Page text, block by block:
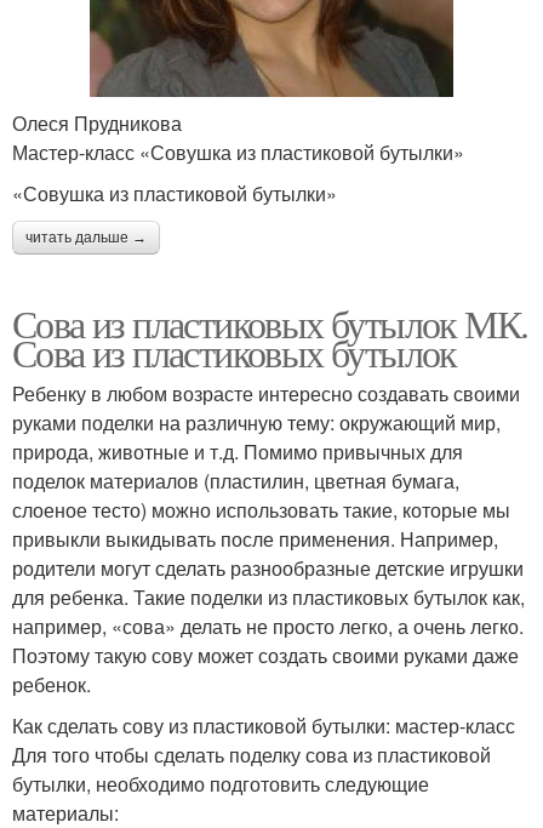
Олеся Прудникова
Мастер-класс «Совушка из пластиковой бутылки»
«Совушка из пластиковой бутылки»
читать дальше →
Сова из пластиковых бутылок МК.
Сова из пластиковых бутылок
Ребенку в любом возрасте интересно создавать своими
руками поделки на различную тему: окружающий мир,
природа, животные и т.д. Помимо привычных для
поделок материалов (пластилин, цветная бумага,
слоеное тесто) можно использовать такие, которые мы
привыкли выкидывать после применения. Например,
родители могут сделать разнообразные детские игрушки
для ребенка. Такие поделки из пластиковых бутылок как,
например, «сова» делать не просто легко, а очень легко.
Поэтому такую сову может создать своими руками даже
ребенок.
Как сделать сову из пластиковой бутылки: мастер-класс
Для того чтобы сделать поделку сова из пластиковой
бутылки, необходимо подготовить следующие
материалы: